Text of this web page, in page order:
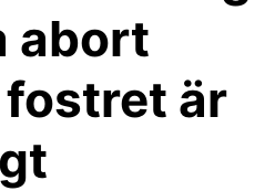
abort
fostret är